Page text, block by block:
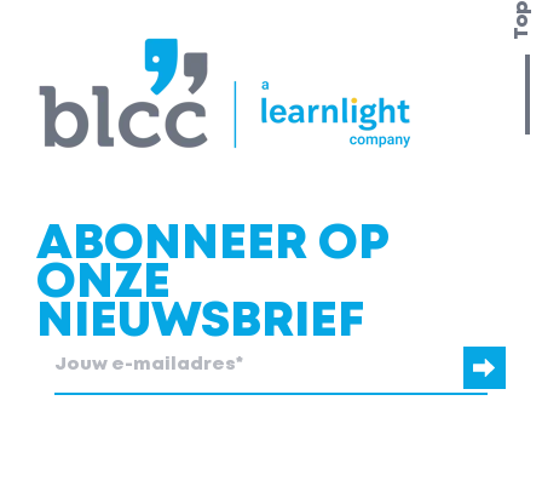
Top
ABONNEER OP
ONZE
NIEUWSBRIEF